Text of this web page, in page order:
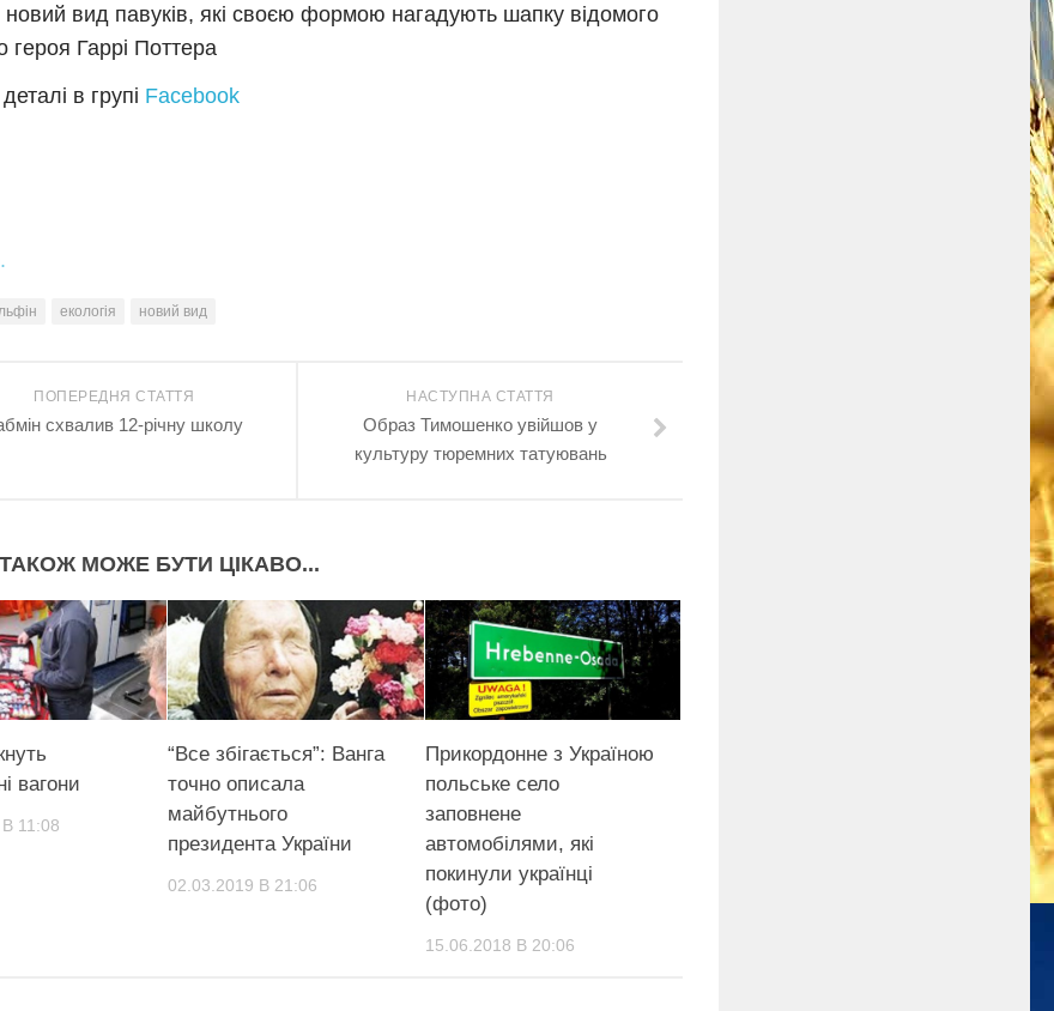
новий вид павуків, які своєю формою нагадують шапку відомого
героя Гаррі Поттера
в групі Facebook
екологія новий вид
НАСТУПНА СТАТТЯ
Образ Тимошенко увійшов у
культуру тюремних татуювань
ПОПЕРЕДНЯ СТАТТЯ
схвалив 12-річну школу
МОЖЕ БУТИ ЦІКАВО...
вагони
11:08
“Все збігається”: Ванга
точно описала
майбутнього
президента України
02.03.2019 В 21:06
Прикордонне з Україною
польське село
заповнене
автомобілями, які
покинули українці
(фото)
15.06.2018 В 20:06